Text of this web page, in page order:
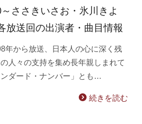
ささきいさお・氷川きよ
送回の出演者・曲目情報
年から放送、日本人の心に深く残
人々の支持を集め長年親しまれて
ダード・ナンバー」とも…
続きを読む